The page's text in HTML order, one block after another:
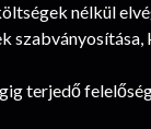
nélkül
szabványosítása,
terjedő